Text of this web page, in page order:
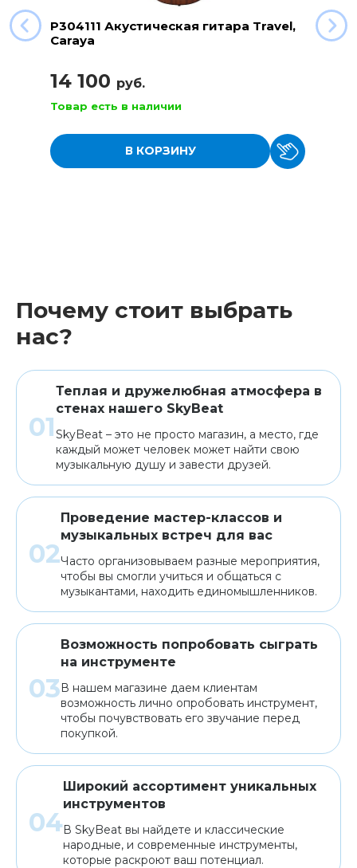
P304111 Акустическая гитара Travel,
Caraya
14 100 руб.
Товар есть в наличии
В КОРЗИНУ
Почему стоит выбрать
нас?
Теплая и дружелюбная атмосфера в
стенах нашего SkyBeat
SkyBeat – это не просто магазин, а место, где
каждый может человек может найти свою
музыкальную душу и завести друзей.
Проведение мастер-классов и
музыкальных встреч для вас
Часто организовываем разные мероприятия,
чтобы вы смогли учиться и общаться с
музыкантами, находить единомышленников.
Возможность попробовать сыграть
на инструменте
В нашем магазине даем клиентам
возможность лично опробовать инструмент,
чтобы почувствовать его звучание перед
покупкой.
Широкий ассортимент уникальных
инструментов
В SkyBeat вы найдете и классические
народные, и современные инструменты,
которые раскроют ваш потенциал.